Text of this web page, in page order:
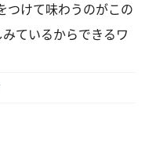
つけて味わうのがこの
ているからできるワ